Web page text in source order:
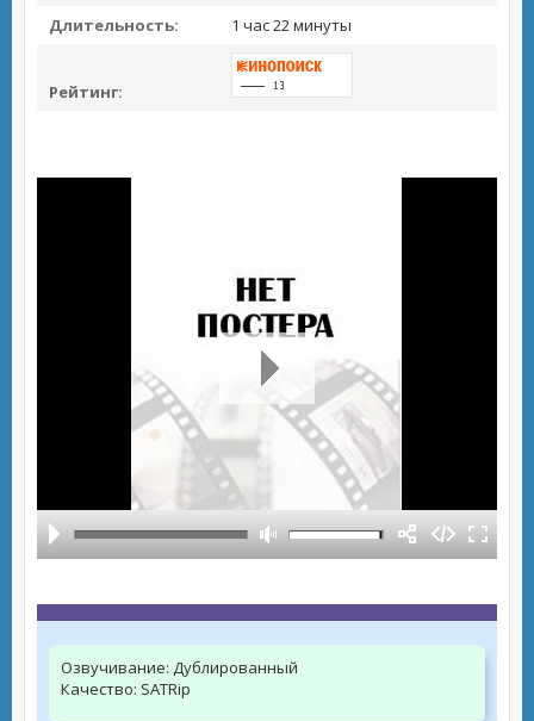
Длительность:
1 час 22 минуты
Рейтинг:
Озвучивание: Дублированный
Качество: SATRip